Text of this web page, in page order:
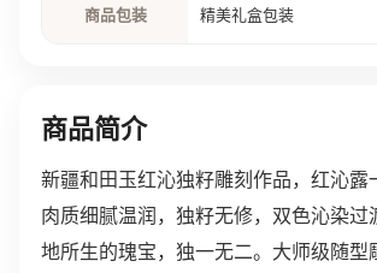
商品包装 精美礼盒包装
商品简介
新疆和田玉红沁独籽雕刻作品，红沁露
肉质细腻温润，独籽无修，双色沁染过
地所生的瑰宝，独一无二。大师级随型